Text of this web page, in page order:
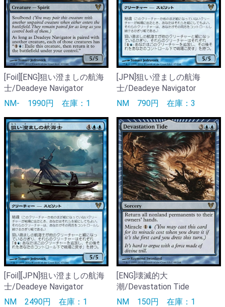
[Foil][ENG]狙い澄ましの航海
士/Deadeye Navigator
NM- 1990円 在庫：1
[JPN]狙い澄ましの航海
士/Deadeye Navigator
NM 790円 在庫：3
[Foil][JPN]狙い澄ましの航海
士/Deadeye Navigator
NM 2490円 在庫：1
[ENG]壊滅的大
潮/Devastation Tide
NM 150円 在庫：1